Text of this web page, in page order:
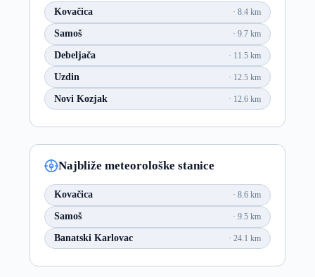
Kovačica 8.4 km
Samoš 9.7 km
Debeljača 11.5 km
Uzdin 12.5 km
Novi Kozjak 12.6 km
Najbliže meteorološke stanice
Kovačica 8.6 km
Samoš 9.5 km
Banatski Karlovac 24.1 km